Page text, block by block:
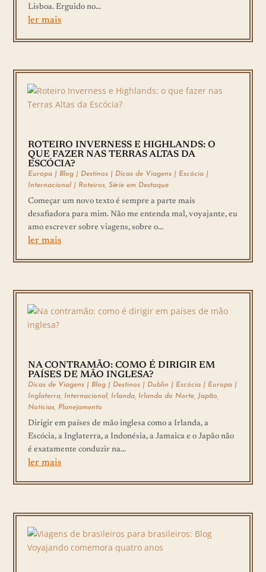
Lisboa. Erguido no...
ler mais
ROTEIRO INVERNESS E HIGHLANDS: O
QUE FAZER NAS TERRAS ALTAS DA
ESCÓCIA?
Europa | Blog | Destinos | Dicas de Viagens | Escócia |
Internacional | Roteiros ,Série em Destaque
Começar um novo texto é sempre a parte mais
desafiadora para mim. Não me entenda mal, voyajante, eu
amo escrever sobre viagens, sobre o...
ler mais
NA CONTRAMÃO: COMO É DIRIGIR EM
PAÍSES DE MÃO INGLESA?
Dicas de Viagens | Blog | Destinos | Dublin | Escócia | Europa |
Inglaterra Internacional Irlanda Irlanda do Norte Japão
Notícias Planejamento
Dirigir em países de mão inglesa como a Irlanda, a
Escócia, a Inglaterra, a Indonésia, a Jamaica e o Japão não
é exatamente conduzir na...
ler mais